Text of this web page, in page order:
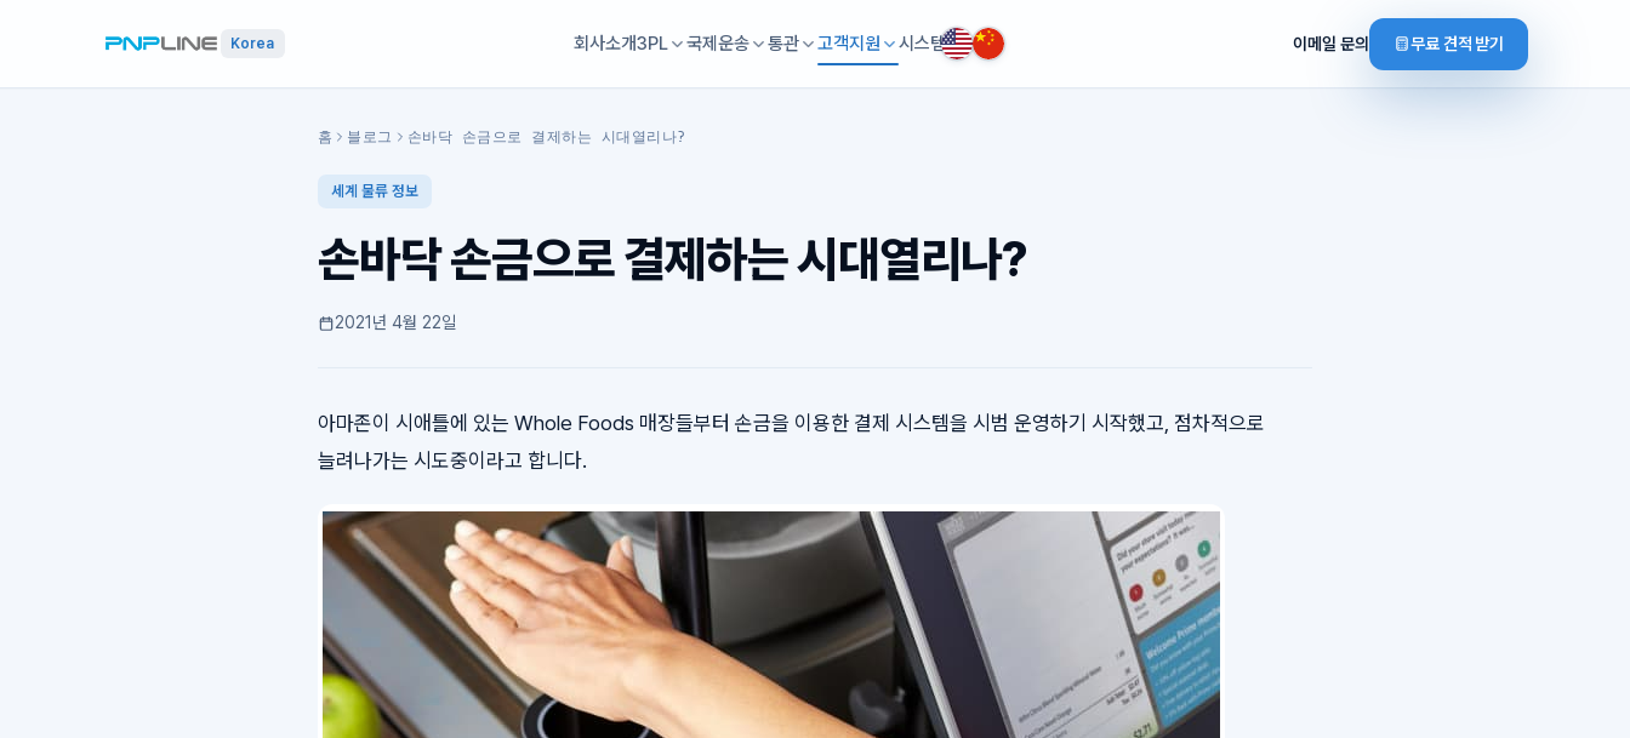
Korea 회사소개3PL 국제운송 통관 고객지원 시스템 이메일 문의 무료 견적 받기
홈 블로그 손바닥 손금으로 결제하는 시대열리나?
세계 물류 정보
손바닥 손금으로 결제하는 시대열리나?
2021년 4월 22일
아마존이 시애틀에 있는 Whole Foods 매장들부터 손금을 이용한 결제 시스템을 시범 운영하기 시작했고, 점차적으로
늘려나가는 시도중이라고 합니다.